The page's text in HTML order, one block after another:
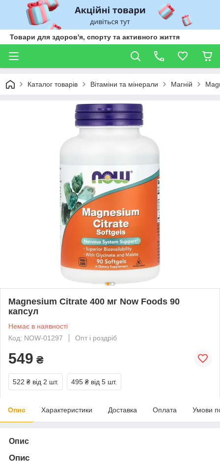
Товари для здоров'я, спорту та активного життя
Каталог товарів Вітаміни та мінерали Магній
Magnesium Citrate 400 мг Now Foods 90
капсул
Немає в наявності
Код: NOW-01297
Опт і роздріб
549 ₴
522 ₴ від 2 шт. 495 ₴ від 5 шт.
Опис Характеристики Доставка Оплата Умови
Опис
Опис